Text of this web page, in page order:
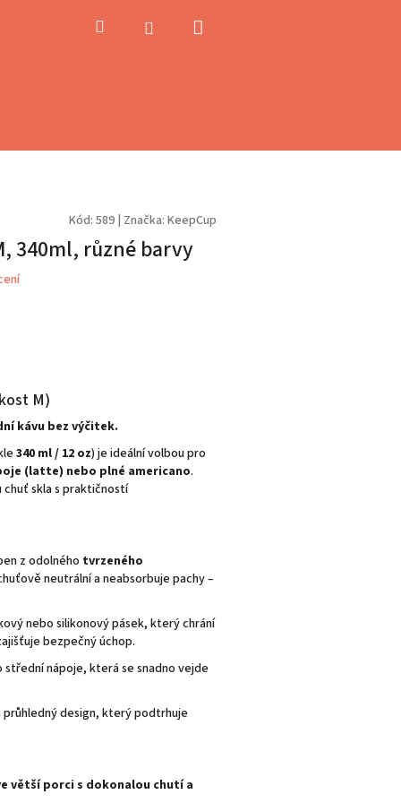
Hledat Přihlášení
Kód: 589 | Značka: KeepCup
340ml, různé barvy
M)
kávu bez výčitek.
340 ml / 12 oz) je ideální volbou pro
(latte) nebo plné americano.
skla s praktičností
z odolného tvrzeného
neutrální a neabsorbuje pachy –
nebo silikonový pásek, který chrání
bezpečný úchop.
nápoje, která se snadno vejde
průhledný design, který podtrhuje
větší porci s dokonalou chutí a